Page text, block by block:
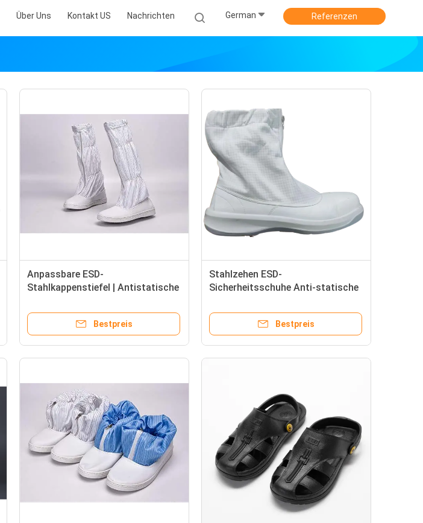
Über Uns Kontakt US Nachrichten German Referenzen
Anpassbare ESD-
Stahlkappenstiefel | Antistatische
Bestpreis
Stahlzehen ESD-
Sicherheitsschuhe Anti-statische
Elektronik Fertigung und
industrielle Arbeitsplätze
Bestpreis